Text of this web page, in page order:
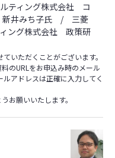
ティング株式会社 コ
新井みち子氏 / 三菱
ング株式会社 政策研
いただくことがございます。
のURLをお申込み時のメール
アドレスは正確に入力してく
お願いいたします。